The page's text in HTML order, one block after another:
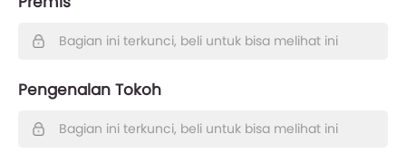
Bagian ini terkunci, beli untuk bisa melihat ini
Pengenalan Tokoh
Bagian ini terkunci, beli untuk bisa melihat ini